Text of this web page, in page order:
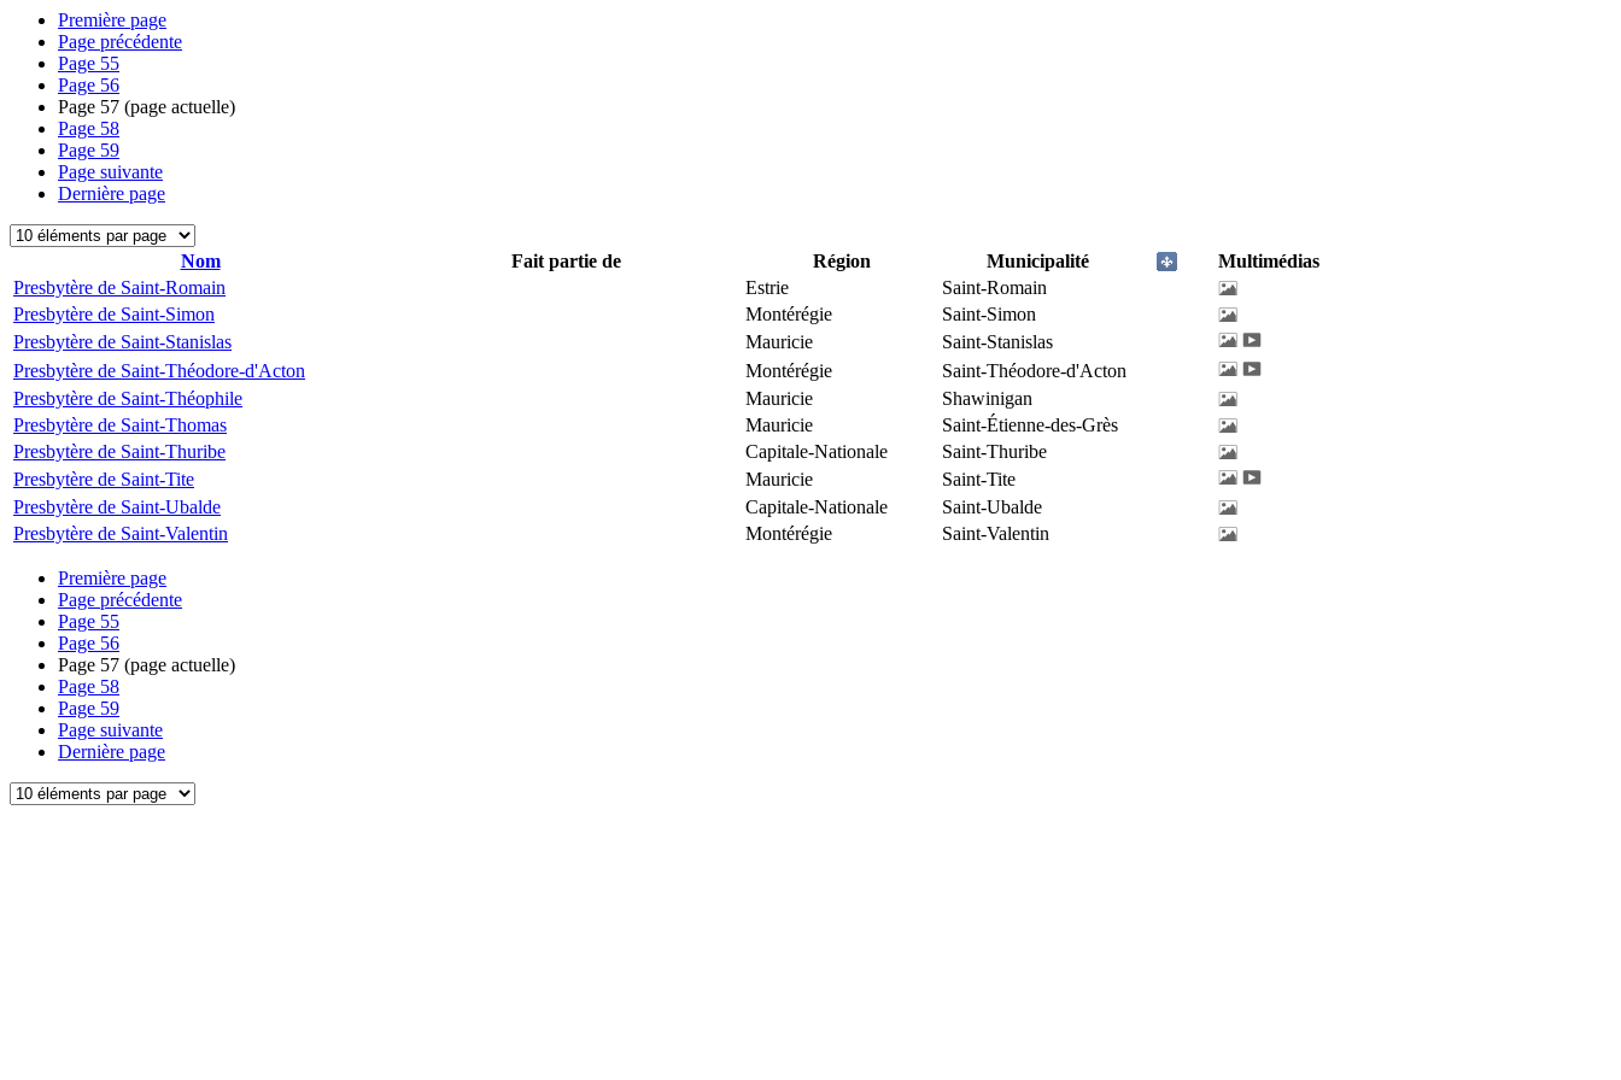
Première page
Page précédente
Page 55
Page 56
Page 57 (page actuelle)
Page 58
Page 59
Page suivante
Dernière page
Nom Fait partie de Région Municipalité
Multimédias
Presbytère de Saint-Romain
Estrie
Saint-Romain
Presbytère de Saint-Simon
Montérégie
Saint-Simon
Presbytère de Saint-Stanislas
Mauricie
Saint-Stanislas
Presbytère de Saint-Théodore-d'Acton
Montérégie
Saint-Théodore-d'Acton
Presbytère de Saint-Théophile
Mauricie
Shawinigan
Presbytère de Saint-Thomas
Mauricie
Saint-Étienne-des-Grès
Presbytère de Saint-Thuribe
Capitale-Nationale
Saint-Thuribe
Presbytère de Saint-Tite
Mauricie
Saint-Tite
Presbytère de Saint-Ubalde
Capitale-Nationale
Saint-Ubalde
Presbytère de Saint-Valentin
Montérégie Saint-Valentin
Première page
Page précédente
Page 55
Page 56
Page 57 (page actuelle)
Page 58
Page 59
Page suivante
Dernière page